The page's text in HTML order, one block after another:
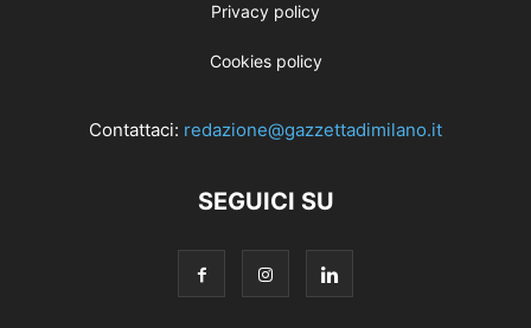
Privacy policy
Cookies policy
Contattaci: redazione@gazzettadimilano.it
SEGUICI SU